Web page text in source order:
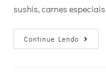
sushis, carnes
Continue Lendo